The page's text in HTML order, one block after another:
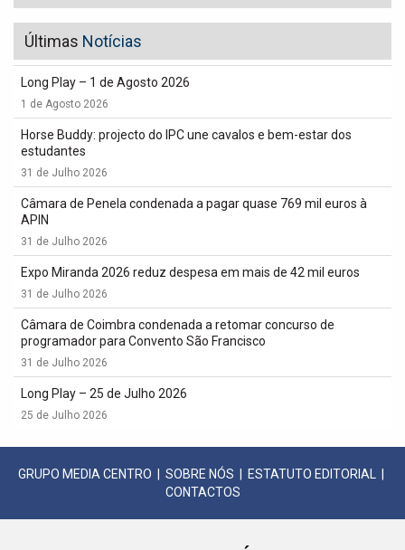
Últimas Notícias
Long Play – 1 de Agosto 2026
1 de Agosto 2026
Horse Buddy: projecto do IPC une cavalos e bem-estar dos
estudantes
31 de Julho 2026
Câmara de Penela condenada a pagar quase 769 mil euros à
APIN
31 de Julho 2026
Expo Miranda 2026 reduz despesa em mais de 42 mil euros
31 de Julho 2026
Câmara de Coimbra condenada a retomar concurso de
programador para Convento São Francisco
31 de Julho 2026
Long Play – 25 de Julho 2026
25 de Julho 2026
GRUPO MEDIA CENTRO SOBRE NÓS ESTATUTO EDITORIAL
CONTACTOS